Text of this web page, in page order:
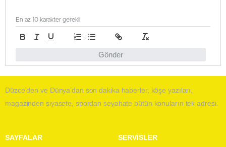
Gönder
En az 10 karakter gerekli
Düzce'den ve Dünya’dan son dakika haberler, köşe yazıları,
magazinden siyasete, spordan seyahate bütün konuların tek adresi.
SAYFALAR SERVİSLER